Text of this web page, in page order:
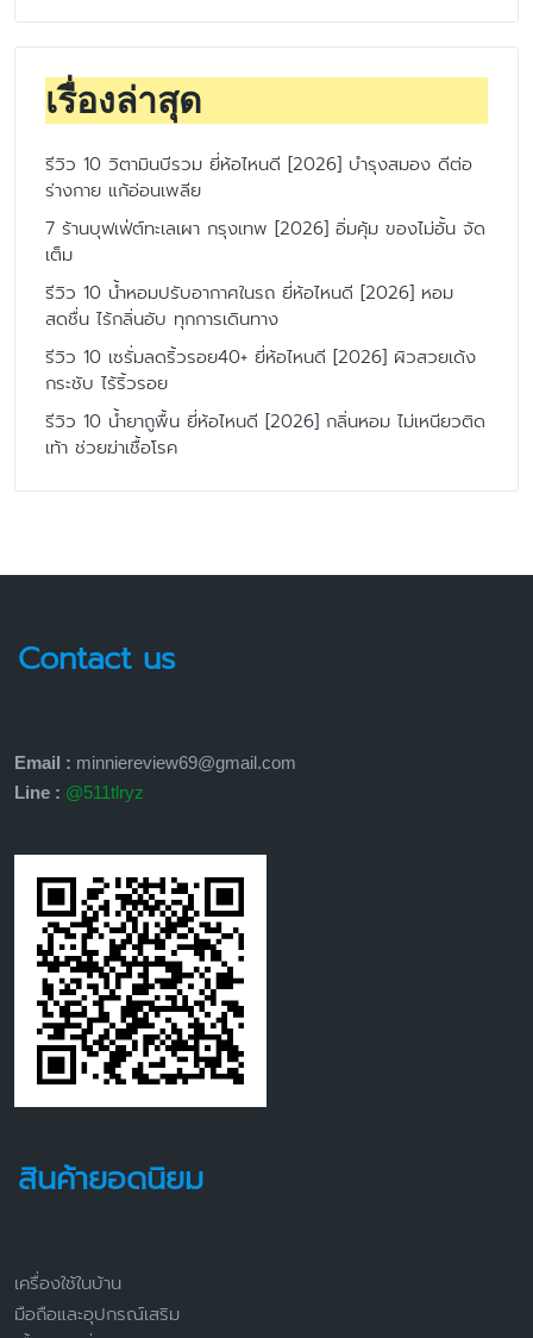
เรื่องล่าสุด
รีวิว 10 วิตามินบีรวม ยี่ห้อไหนดี [2026] บำรุงสมอง ดีต่อ
ร่างกาย แก้อ่อนเพลีย
7 ร้านบุฟเฟ่ต์ทะเลเผา กรุงเทพ [2026] อิ่มคุ้ม ของไม่อั้น จัด
เต็ม
รีวิว 10 น้ำหอมปรับอากาศในรถ ยี่ห้อไหนดี [2026] หอม
สดชื่น ไร้กลิ่นอับ ทุกการเดินทาง
รีวิว 10 เซรั่มลดริ้วรอย40+ ยี่ห้อไหนดี [2026] ผิวสวยเด้ง
กระชับ ไร้ริ้วรอย
รีวิว 10 น้ำยาถูพื้น ยี่ห้อไหนดี [2026] กลิ่นหอม ไม่เหนียวติด
เท้า ช่วยฆ่าเชื้อโรค
Contact us
Email : minniereview69@gmail.com
Line : @511tlryz
สินค้ายอดนิยม
เครื่องใช้ในบ้าน
มือถือและอุปกรณ์เสริม